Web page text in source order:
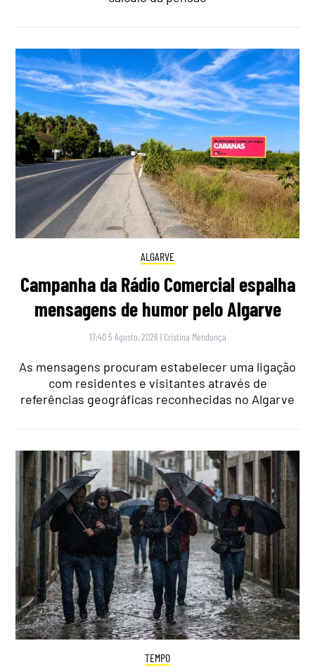
ALGARVE
Campanha da Rádio Comercial espalha
mensagens de humor pelo Algarve
17:40 5 Agosto, 2026 | Cristina Mendonça
As mensagens procuram estabelecer uma ligação
com residentes e visitantes através de
referências geográficas reconhecidas no Algarve
TEMPO